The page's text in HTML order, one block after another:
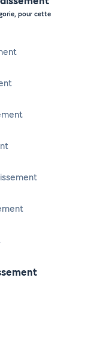
pour cette